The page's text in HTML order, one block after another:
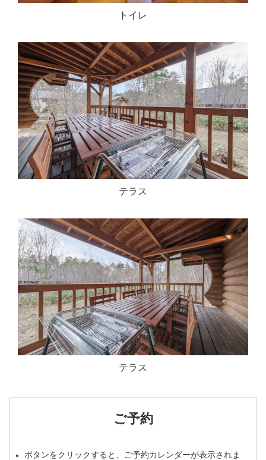
トイレ
テラス
テラス
ご予約
ボタンをクリックすると、ご予約カレンダーが表示されま